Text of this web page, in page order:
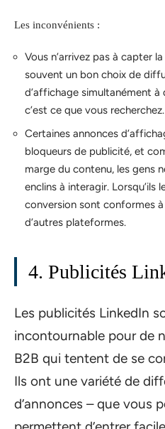
Les inconvénients :
Vous n’arrivez pas à capter
souvent un bon choix de
d’affichage simultanément à
c’est ce que vous recherchez.
Certaines annonces
bloqueurs de publicité, et
marge du contenu, les gens
enclins à interagir. Lorsqu’ils
conversion sont conformes
d’autres plateformes.
4. Publicités
Les publicités LinkedIn
incontournable pour de
B2B qui tentent de se
Ils ont une variété de
d’annonces – que vous